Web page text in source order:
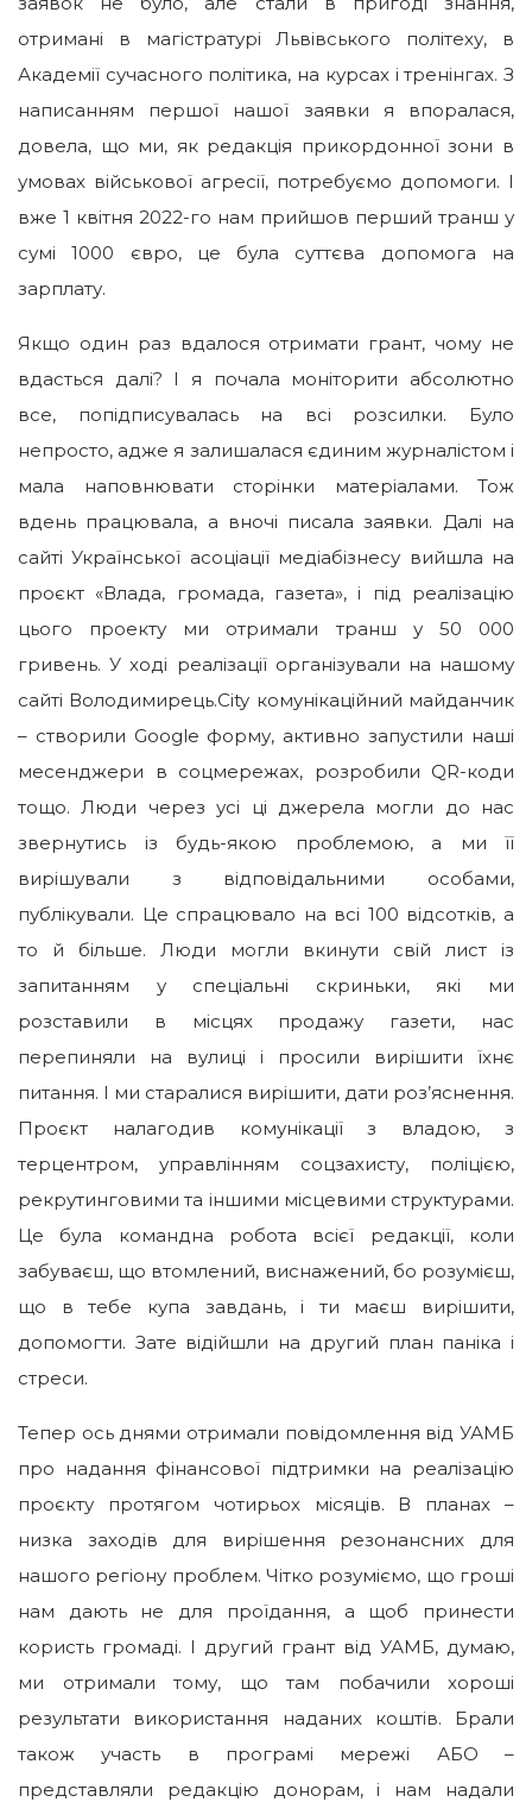
отримані в магістратурі Львівського політеху, в
Академії сучасного політика, на курсах і тренінгах. З
написанням першої нашої заявки я впоралася,
довела, що ми, як редакція прикордонної зони в
умовах військової агресії, потребуємо допомоги. І
вже 1 квітня 2022-го нам прийшов перший транш у
сумі 1000 євро, це була суттєва допомога на
зарплату.
Якщо один раз вдалося отримати грант, чому не
вдасться далі? І я почала моніторити абсолютно
все, попідписувалась на всі розсилки. Було
непросто, адже я залишалася єдиним журналістом і
мала наповнювати сторінки матеріалами. Тож
вдень працювала, а вночі писала заявки. Далі на
сайті Української асоціації медіабізнесу вийшла на
проєкт «Влада, громада, газета», і під реалізацію
цього проекту ми отримали транш у 50 000
гривень. У ході реалізації організували на нашому
сайті Володимирець.City комунікаційний майданчик
– створили Google форму, активно запустили наші
месенджери в соцмережах, розробили QR-коди
тощо. Люди через усі ці джерела могли до нас
звернутись із будь-якою проблемою, а ми її
вирішували з відповідальними особами,
публікували. Це спрацювало на всі 100 відсотків, а
то й більше. Люди могли вкинути свій лист із
запитанням у спеціальні скриньки, які ми
розставили в місцях продажу газети, нас
перепиняли на вулиці і просили вирішити їхнє
питання. І ми старалися вирішити, дати роз’яснення.
Проєкт налагодив комунікації з владою, з
терцентром, управлінням соцзахисту, поліцією,
рекрутинговими та іншими місцевими структурами.
Це була командна робота всієї редакції, коли
забуваєш, що втомлений, виснажений, бо розумієш,
що в тебе купа завдань, і ти маєш вирішити,
допомогти. Зате відійшли на другий план паніка і
стреси.
Тепер ось днями отримали повідомлення від УАМБ
про надання фінансової підтримки на реалізацію
проєкту протягом чотирьох місяців. В планах –
низка заходів для вирішення резонансних для
нашого регіону проблем. Чітко розуміємо, що гроші
нам дають не для проїдання, а щоб принести
користь громаді. І другий грант від УАМБ, думаю,
ми отримали тому, що там побачили хороші
результати використання наданих коштів. Брали
також участь в програмі мережі АБО –
представляли редакцію донорам, і нам надали